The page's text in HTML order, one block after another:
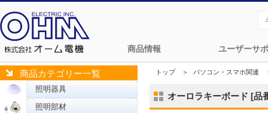
商品情報 ユーザーサ
商品カテゴリー一覧
照明器具
照明部材
トップ＞ パソコン・スマホ関連
オーロラキーボード [品